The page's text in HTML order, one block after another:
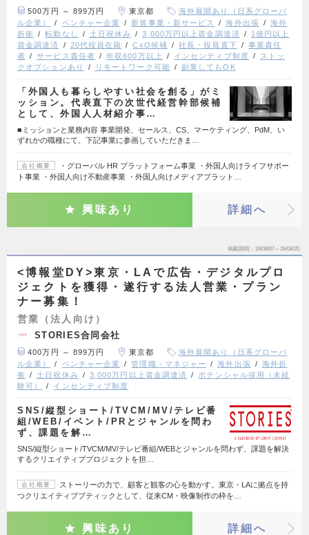
500万円 ～ 899万円 東京都
海外展開あり（日系グローバ
ル企業）
ベンチャー企業 新規事業・新サービス 海外出張
海外
折衝
転勤なし 土日祝休み 3,000万円以上資金調達済
1億円以上
資金調達済
20代役員在籍 CxO候補 社長・役員直下
事業責任
者
サービス責任者 年収600万以上 インセンティブ制度
ストッ
クオプションあり
リモートワーク可能 副業してもOK
「外国人も暮らしやすい社会を創る」がミ
ッション。代表直下の次世代経営幹部候補
として、外国人人材紹介事…
■ミッションと業務内容 事業開発、セールス、CS、マーケティング、PdM、い
ずれかの職種にて、下記事業に参画していただきま…
会社概要
・グローバル HR プラットフォーム事業 ・外国人向けライフサポー
ト事業 ・外国人向け不動産事業 ・外国人向けメディアプラット…
興味あり 詳細へ
掲載期間 26/08/07～26/08/20
<博報堂DY>東京・LAで広告・デジタルプロ
ジェクトを獲得・遂行する法人営業・プラン
ナー募集！
営業（法人向け）
STORIES合同会社
400万円 ～ 899万円 東京都
海外展開あり（日系グローバ
ル企業）
ベンチャー企業 管理職・マネジャー 海外出張
海外折
衝
土日祝休み 3,000万円以上資金調達済
ポテンシャル採用（未経
験可）
インセンティブ制度
SNS/縦型ショート/TVCM/MV/テレビ番
組/WEB/イベント/PRとジャンルを問わ
ず、課題を解…
SNS/縦型ショート/TVCM/MV/テレビ番組/WEBとジャンルを問わず、課題を解決
するクリエイティブプロジェクトを担…
会社概要
ストーリーの力で、顧客と観客の心を動かす。東京・LAに拠点を持
つクリエイティブブティックとして、従来CM・映像制作の枠を…
興味あり 詳細へ